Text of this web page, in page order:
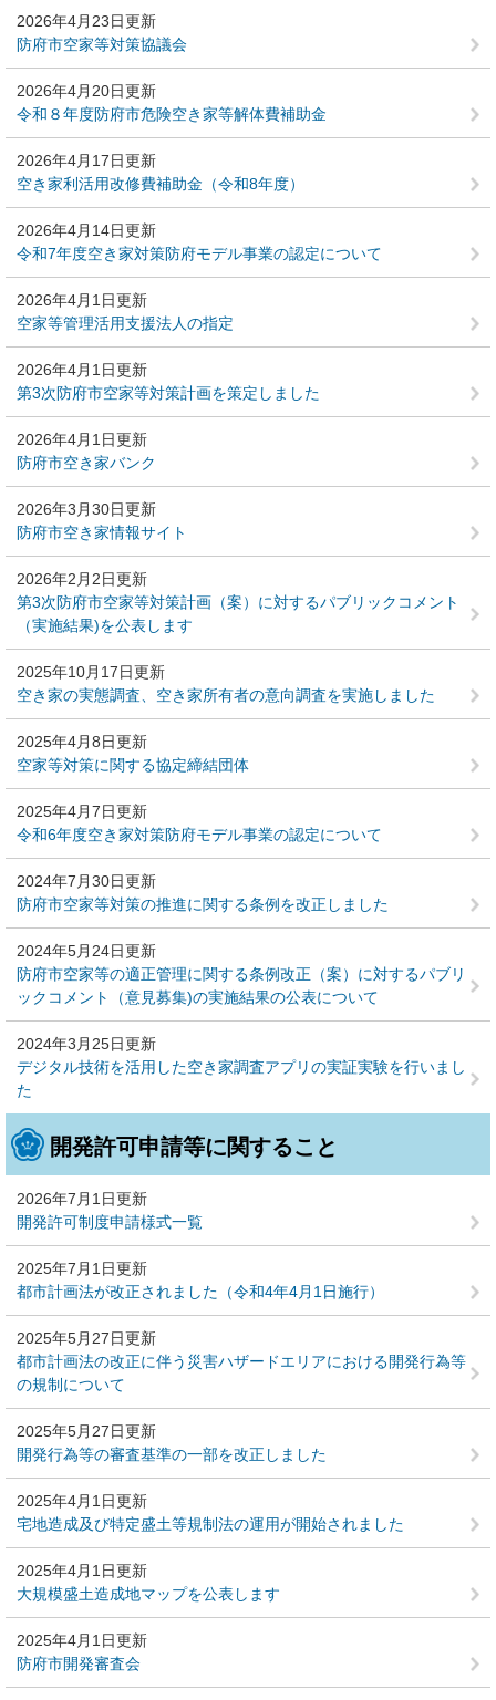
2026年4月23日更新
防府市空家等対策協議会
2026年4月20日更新
令和８年度防府市危険空き家等解体費補助金
2026年4月17日更新
空き家利活用改修費補助金（令和8年度）
2026年4月14日更新
令和7年度空き家対策防府モデル事業の認定について
2026年4月1日更新
空家等管理活用支援法人の指定
2026年4月1日更新
第3次防府市空家等対策計画を策定しました
2026年4月1日更新
防府市空き家バンク
2026年3月30日更新
防府市空き家情報サイト
2026年2月2日更新
第3次防府市空家等対策計画（案）に対するパブリックコメント
（実施結果)を公表します
2025年10月17日更新
空き家の実態調査、空き家所有者の意向調査を実施しました
2025年4月8日更新
空家等対策に関する協定締結団体
2025年4月7日更新
令和6年度空き家対策防府モデル事業の認定について
2024年7月30日更新
防府市空家等対策の推進に関する条例を改正しました
2024年5月24日更新
防府市空家等の適正管理に関する条例改正（案）に対するパブリ
ックコメント（意見募集)の実施結果の公表について
2024年3月25日更新
デジタル技術を活用した空き家調査アプリの実証実験を行いまし
た
開発許可申請等に関すること
2026年7月1日更新
開発許可制度申請様式一覧
2025年7月1日更新
都市計画法が改正されました（令和4年4月1日施行）
2025年5月27日更新
都市計画法の改正に伴う災害ハザードエリアにおける開発行為等
の規制について
2025年5月27日更新
開発行為等の審査基準の一部を改正しました
2025年4月1日更新
宅地造成及び特定盛土等規制法の運用が開始されました
2025年4月1日更新
大規模盛土造成地マップを公表します
2025年4月1日更新
防府市開発審査会